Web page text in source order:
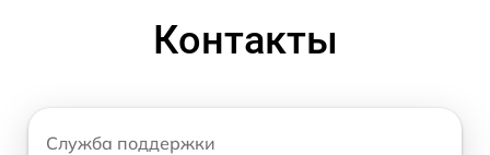
Контакты
Служба поддержки